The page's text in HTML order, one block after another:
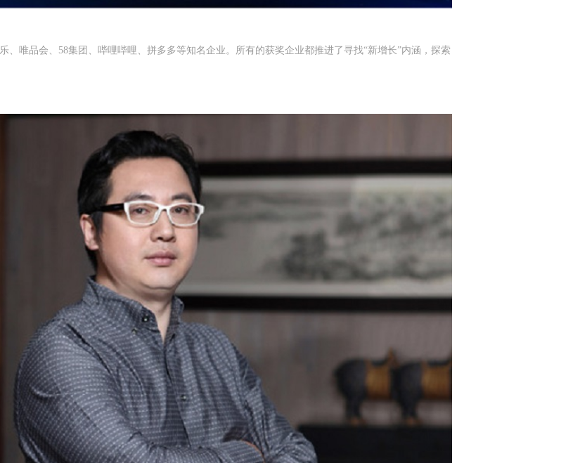
、唯品会、58集团、哔哩哔哩、拼多多等知名企业。所有的获奖企业都推进了寻找“新增长”内涵，探索